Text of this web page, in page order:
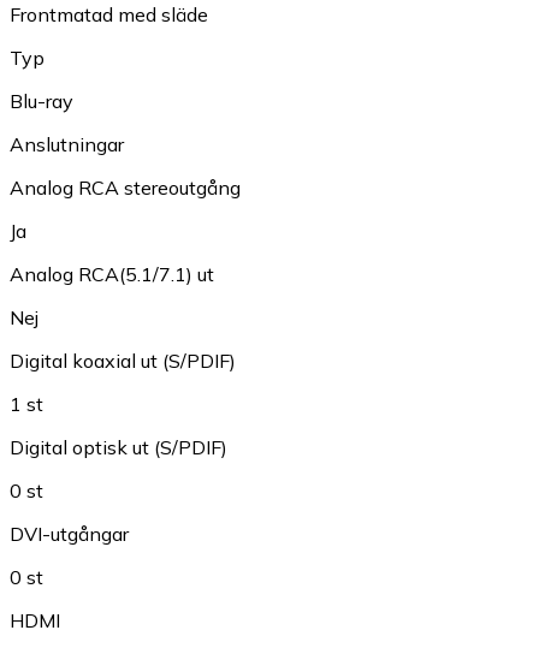
Frontmatad med släde
Typ
Blu-ray
Anslutningar
Analog RCA stereoutgång
Ja
Analog RCA(5.1/7.1) ut
Nej
Digital koaxial ut (S/PDIF)
1 st
Digital optisk ut (S/PDIF)
0 st
DVI-utgångar
0 st
HDMI